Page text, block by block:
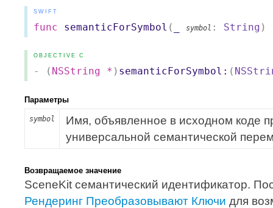
SWIFT
func semanticForSymbol ( symbol : String )
OBJECTIVE C
- ( NSString * ) semanticForSymbol: (
Параметры
symbol
Имя, объявленное в исходном коде
универсальной семантической
Возвращаемое значение
SceneKit семантический идентификатор.
Рендеринг Преобразовывают Ключи для